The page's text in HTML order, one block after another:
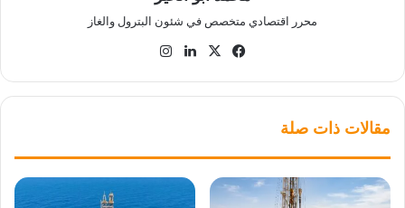
محرر اقتصادي متخصص في شئون البترول والغاز
فيسبوك
‫X لينكدإن
مقالات ذات صلة